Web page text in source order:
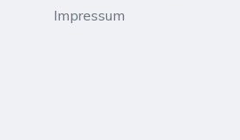
Impressum